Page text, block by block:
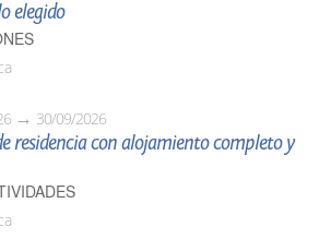
elegido
30/09/2026
residencia con alojamiento completo y